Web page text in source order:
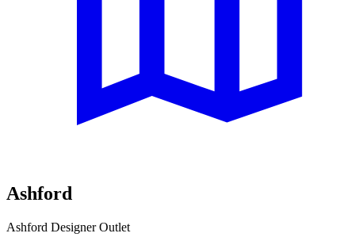
Ashford
Ashford Designer Outlet